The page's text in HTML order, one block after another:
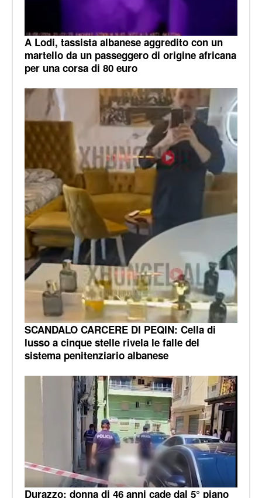
A Lodi, tassista albanese aggredito con un
martello da un passeggero di origine africana
per una corsa di 80 euro
SCANDALO CARCERE DI PEQIN: Cella di
lusso a cinque stelle rivela le falle del
sistema penitenziario albanese
Durazzo: donna di 46 anni cade dal 5° piano